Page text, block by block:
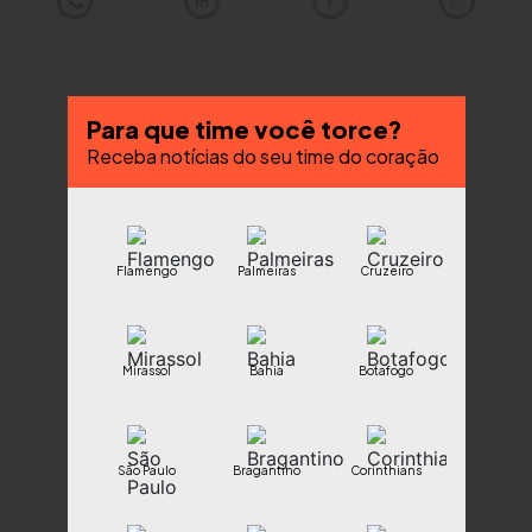
Para que time você torce?
Receba notícias do seu time do coração
Flamengo Palmeiras Cruzeiro
Mirassol Bahia Botafogo
São Paulo Bragantino Corinthians